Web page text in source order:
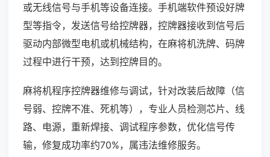
或无线信号与手机等设备连接。手机端软件预设好牌
型等指令，发送信号给控牌器，控牌器接收到信号后
驱动内部微型电机或机械结构，在麻将机洗牌、码牌
过程中进行干预，达到控牌目的。
麻将机程序控牌器维修与调试，针对改装后故障（信
号弱、控牌不准、死机等），专业人员检测芯片、线
路、电源，重新焊接、调试程序参数，优化信号传
输，修复成功率约70%，属违法维修服务。